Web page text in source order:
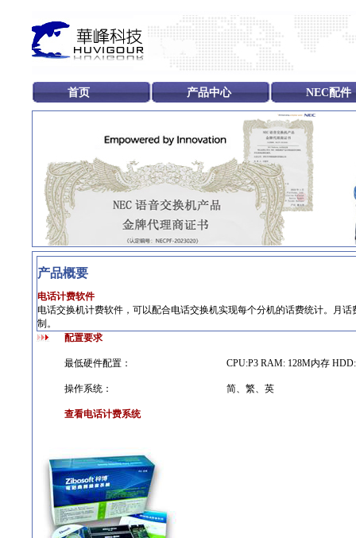
首页 产品中心 NEC配件
产品概要
电话计费软件
电话交换机计费软件，可以配合电话交换机实现每个分机的话费统计。月
制。
配置要求
最低硬件配置： CPU:P3 RAM: 128M内存
操作系统： 简、繁、英
查看电话计费系统